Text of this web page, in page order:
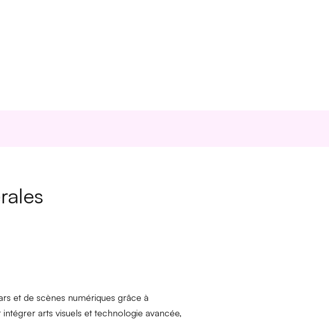
et de scènes numériques grâce à
arts visuels et technologie avancée,